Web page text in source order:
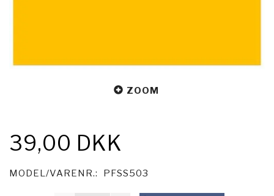
ZOOM
39,00 DKK
MODEL/VARENR.: PFSS503